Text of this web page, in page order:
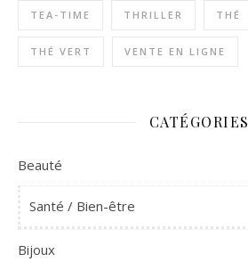
TEA-TIME THRILLER THÉ
THÉ VERT VENTE EN LIGNE
CATÉGORIES
Beauté
Santé / Bien-être
Bijoux